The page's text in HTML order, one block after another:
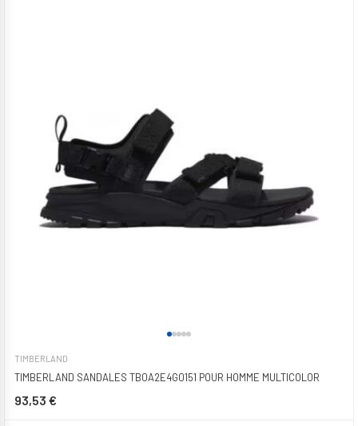
TIMBERLAND
TIMBERLAND SANDALES TB0A2E4G0151 POUR HOMME MULTICOLOR
93,53 €